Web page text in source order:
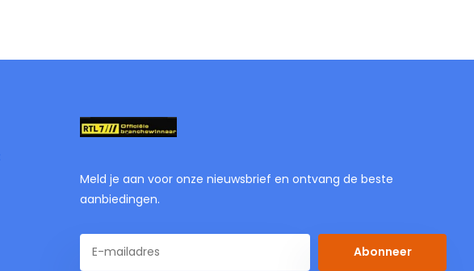
Meld je aan voor onze nieuwsbrief en ontvang de beste
aanbiedingen.
Abonneer